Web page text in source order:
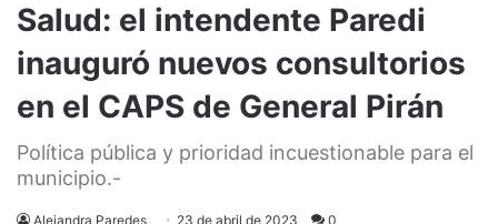
Salud: el intendente Paredi
inauguró nuevos consultorios
en el CAPS de General Pirán
Política pública y prioridad incuestionable para el
municipio.-
Alejandra Paredes 23 de abril de 2023 0